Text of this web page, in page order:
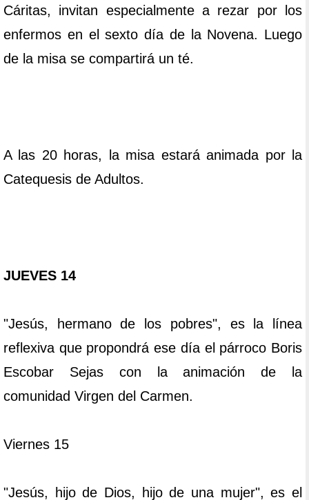
Cáritas, invitan especialmente a rezar por los
enfermos en el sexto día de la Novena. Luego
de la misa se compartirá un té.
A las 20 horas, la misa estará animada por la
Catequesis de Adultos.
JUEVES 14
"Jesús, hermano de los pobres", es la línea
reflexiva que propondrá ese día el párroco Boris
Escobar Sejas con la animación de la
comunidad Virgen del Carmen.
Viernes 15
"Jesús, hijo de Dios, hijo de una mujer", es el